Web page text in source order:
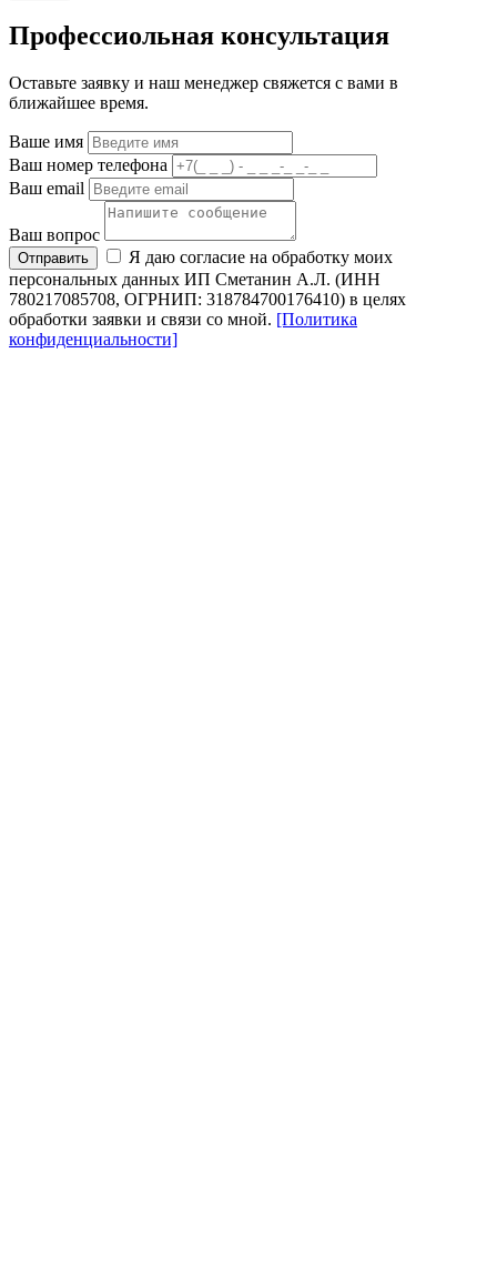
Профессиольная консультация
Оставьте заявку и наш менеджер свяжется с вами в
ближайшее время.
Ваше имя
Ваш номер телефона
Ваш email
Ваш вопрос
Отправить
Я даю согласие на обработку моих
персональных данных ИП Сметанин А.Л. (ИНН
780217085708, ОГРНИП: 318784700176410) в целях
обработки заявки и связи со мной. [Политика
конфиденциальности]